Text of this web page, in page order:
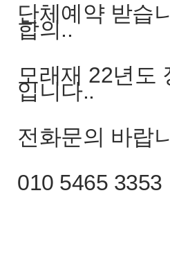
단체예약 받습
합의..
모래재 22년도
입니다..
전화문의 바랍
010 5465 3353